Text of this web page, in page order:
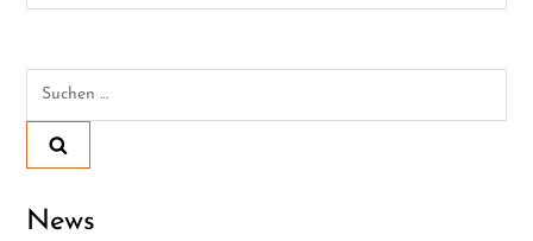
r
a
g
Suchen
News